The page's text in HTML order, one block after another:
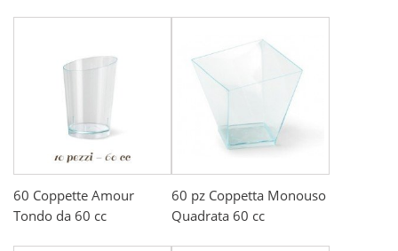
60 Coppette Amour
Tondo da 60 cc
60 pz Coppetta Monouso
Quadrata 60 cc